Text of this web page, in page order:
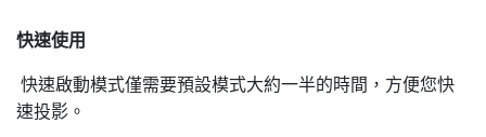
快速使用
快速啟動模式僅需要預設模式大約一半的時間，方便您快
速投影。